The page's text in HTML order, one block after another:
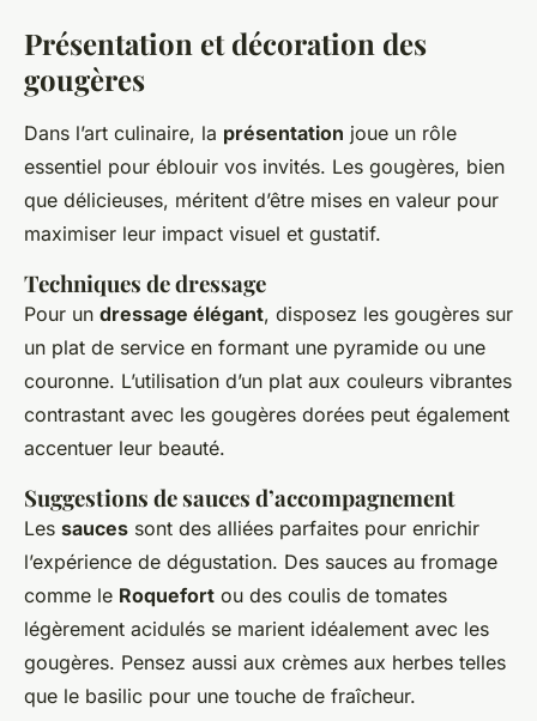
Présentation et décoration des
gougères
Dans l’art culinaire, la présentation joue un rôle
essentiel pour éblouir vos invités. Les gougères, bien
que délicieuses, méritent d’être mises en valeur pour
maximiser leur impact visuel et gustatif.
Techniques de dressage
Pour un dressage élégant, disposez les gougères sur
un plat de service en formant une pyramide ou une
couronne. L’utilisation d’un plat aux couleurs vibrantes
contrastant avec les gougères dorées peut également
accentuer leur beauté.
Suggestions de sauces d’accompagnement
Les sauces sont des alliées parfaites pour enrichir
l’expérience de dégustation. Des sauces au fromage
comme le Roquefort ou des coulis de tomates
légèrement acidulés se marient idéalement avec les
gougères. Pensez aussi aux crèmes aux herbes telles
que le basilic pour une touche de fraîcheur.